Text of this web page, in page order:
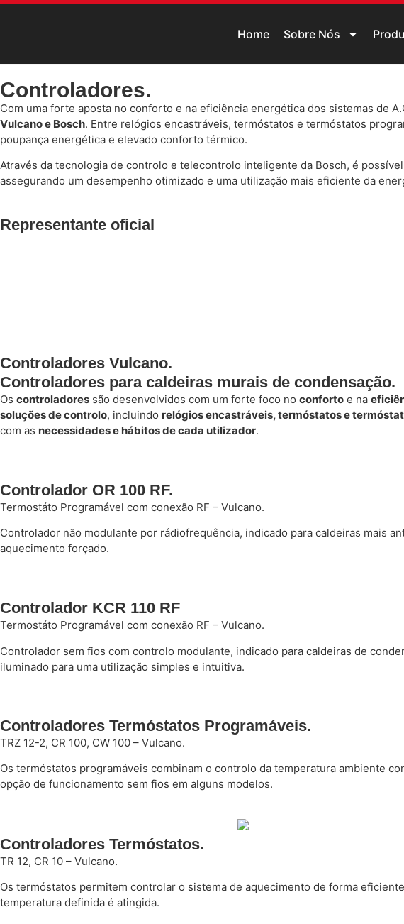
Home Sobre Nós
Controladores.
Com uma forte aposta no conforto e na eficiência energética dos sistemas de
Vulcano e Bosch. Entre relógios encastráveis, termóstatos e termóstatos
poupança energética e elevado conforto térmico.
Através da tecnologia de controlo e telecontrolo inteligente da Bosch, é
assegurando um desempenho otimizado e uma utilização mais eficiente da
Representante oficial
Controladores Vulcano.
Controladores para caldeiras murais de condensação.
Os controladores são desenvolvidos com um forte foco no conforto e na
soluções de controlo, incluindo relógios encastráveis, termóstatos e
com as necessidades e hábitos de cada utilizador.
Controlador OR 100 RF.
Termostáto Programável com conexão RF – Vulcano.
Controlador não modulante por rádiofrequência, indicado para caldeiras mais
aquecimento forçado.
Controlador KCR 110 RF
Termostáto Programável com conexão RF – Vulcano.
Controlador sem fios com controlo modulante, indicado para caldeiras de
iluminado para uma utilização simples e intuitiva.
Controladores Termóstatos Programáveis.
TRZ 12-2, CR 100, CW 100 – Vulcano.
Os termóstatos programáveis combinam o controlo da temperatura ambiente
opção de funcionamento sem fios em alguns modelos.
Controladores Termóstatos.
TR 12, CR 10 – Vulcano.
Os termóstatos permitem controlar o sistema de aquecimento de forma
temperatura definida é atingida.